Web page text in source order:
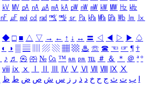
㎸ ㎹ ㎀ ㎁ ㎂ ㎃ ㎄ ㎺ ㎻ ㎽ ㎾ ㎿ ㎐ ㎑
㎋ ㎌ ㏖ ㏅ ㎭ ㎮ ㎯ ㏛ ㎩ ㎪ ㎫ ㎬ ㏝ ㏐
㏓
◆ □ ■ △ ▽ → ← ↑ ↓ ↔ 〓 ◁ ◀ ▷ ▶ ♤
◐ ◑ ▒ ▤ ▨ ▧ ▦ ▩ ♨ ☏ ☎ ☜ ☞ ¶ †
♪ ♬ ㉿ ㈜ № ㏇ ™ ㏂ ㏘ ℡ ＃ ＆ ＊ ＠ ª º
ⅷ ⅸ ⅹ Ⅳ Ⅴ Ⅵ Ⅶ Ⅷ Ⅸ Ⅹ
ب ت ث ج ح خ د ذ ر ز س ش ص ض ط ظ